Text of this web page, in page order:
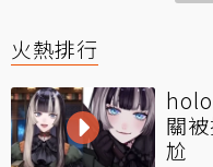
火熱排行
關
尬